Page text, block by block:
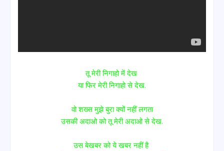
तू मेरी निगाहो में देख
या फिर मेरी निगाहो से देख.
वो शख्स मुझे बुरा क्यों नहीं लगता
उसकी अदाओ को तू मेरी अदाओ से देख.
उस बेखबर को ये खबर नहीं है